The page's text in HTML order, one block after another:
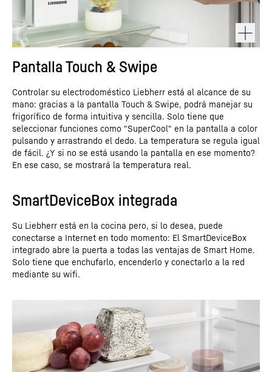
Pantalla Touch & Swipe
Controlar su electrodoméstico Liebherr está al alcance de su
mano: gracias a la pantalla Touch & Swipe, podrá manejar su
frigorífico de forma intuitiva y sencilla. Solo tiene que
seleccionar funciones como "SuperCool" en la pantalla a color
pulsando y arrastrando el dedo. La temperatura se regula igual
de fácil. ¿Y si no se está usando la pantalla en ese momento?
En ese caso, se mostrará la temperatura real.
SmartDeviceBox integrada
Su Liebherr está en la cocina pero, si lo desea, puede
conectarse a Internet en todo momento: El SmartDeviceBox
integrado abre la puerta a todas las ventajas de Smart Home.
Solo tiene que enchufarlo, encenderlo y conectarlo a la red
mediante su wifi.